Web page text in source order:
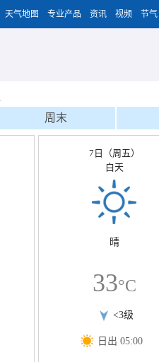
天气地图 专业产品 资讯 视频 节气
周末
7日（周五）
白天
晴
33°C
<3级
日出 05:00